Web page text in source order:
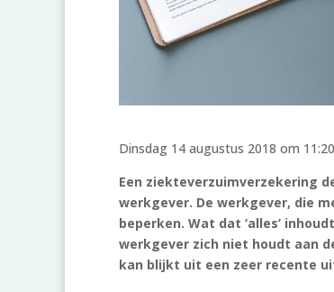
Dinsdag 14 augustus 2018 om 11:20
Een ziekteverzuimverzekering
werkgever. De werkgever, die
beperken. Wat dat ‘alles’
werkgever zich niet houdt aan
kan blijkt uit een zeer recente